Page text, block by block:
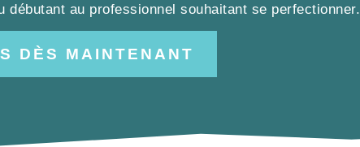
au professionnel souhaitant se perfectionner.
DÈS MAINTENANT